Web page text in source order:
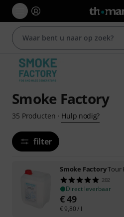
Smoke Factory
35 Producten · Hulp nodig?
filter
Smoke FactoryTour
202
Direct leverbaar
€49
€ 9,80/ l